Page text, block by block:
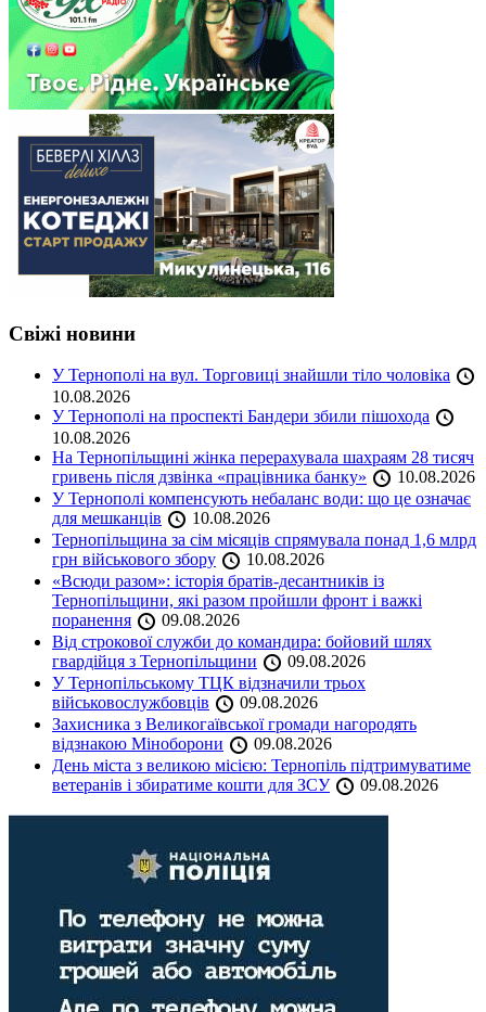
Свіжі новини
У Тернополі на вул. Торговиці знайшли тіло чоловіка
10.08.2026
У Тернополі на проспекті Бандери збили пішохода
10.08.2026
На Тернопільщині жінка перерахувала шахраям 28 тисяч
гривень після дзвінка «працівника банку»
10.08.2026
У Тернополі компенсують небаланс води: що це означає
для мешканців
10.08.2026
Тернопільщина за сім місяців спрямувала понад 1,6 млрд
грн військового збору
10.08.2026
«Всюди разом»: історія братів-десантників із
Тернопільщини, які разом пройшли фронт і важкі
поранення
09.08.2026
Від строкової служби до командира: бойовий шлях
гвардійця з Тернопільщини
09.08.2026
У Тернопільському ТЦК відзначили трьох
військовослужбовців
09.08.2026
Захисника з Великогаївської громади нагородять
відзнакою Міноборони
09.08.2026
День міста з великою місією: Тернопіль підтримуватиме
ветеранів і збиратиме кошти для ЗСУ
09.08.2026